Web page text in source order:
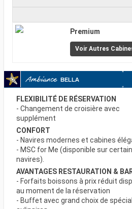
Premium
Voir Autres
FLEXIBILITÉ DE RÉSERVATION
- Changement de croisière avec
supplément
CONFORT
- Navires modernes et cabines
- MSC for Me (disponible sur
navires).
AVANTAGES RESTAURATION &
- Forfaits boissons à prix réduit
au moment de la réservation
- Buffet avec grand choix de